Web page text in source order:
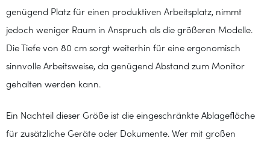
genügend Platz für einen produktiven Arbeitsplatz, nimmt
jedoch weniger Raum in Anspruch als die größeren Modelle.
Die Tiefe von 80 cm sorgt weiterhin für eine ergonomisch
sinnvolle Arbeitsweise, da genügend Abstand zum Monitor
gehalten werden kann.
Ein Nachteil dieser Größe ist die eingeschränkte Ablagefläche
für zusätzliche Geräte oder Dokumente. Wer mit großen